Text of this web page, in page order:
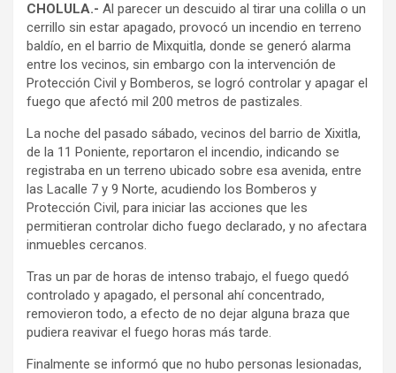
CHOLULA.- Al parecer un descuido al tirar una colilla o un
cerrillo sin estar apagado, provocó un incendio en terreno
baldío, en el barrio de Mixquitla, donde se generó alarma
entre los vecinos, sin embargo con la intervención de
Protección Civil y Bomberos, se logró controlar y apagar el
fuego que afectó mil 200 metros de pastizales.
La noche del pasado sábado, vecinos del barrio de Xixitla,
de la 11 Poniente, reportaron el incendio, indicando se
registraba en un terreno ubicado sobre esa avenida, entre
las Lacalle 7 y 9 Norte, acudiendo los Bomberos y
Protección Civil, para iniciar las acciones que les
permitieran controlar dicho fuego declarado, y no afectara
inmuebles cercanos.
Tras un par de horas de intenso trabajo, el fuego quedó
controlado y apagado, el personal ahí concentrado,
removieron todo, a efecto de no dejar alguna braza que
pudiera reavivar el fuego horas más tarde.
Finalmente se informó que no hubo personas lesionadas,